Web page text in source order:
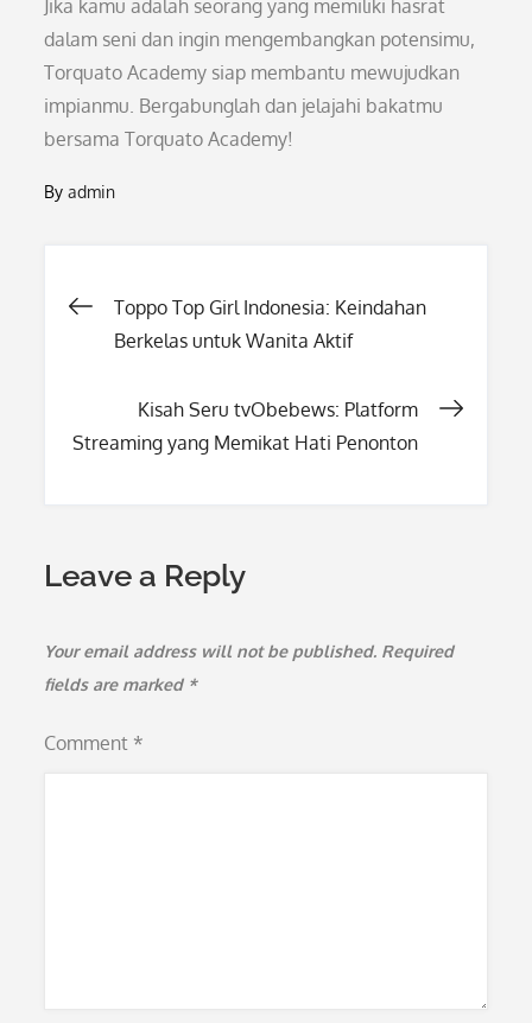
Jika kamu adalah seorang yang memiliki hasrat
dalam seni dan ingin mengembangkan potensimu,
Torquato Academy siap membantu mewujudkan
impianmu. Bergabunglah dan jelajahi bakatmu
bersama Torquato Academy!
Byadmin
Post
Toppo Top Girl Indonesia: Keindahan
Berkelas untuk Wanita Aktif
Kisah Seru tvObebews: Platform
Streaming yang Memikat Hati Penonton
Leave a Reply
Your email address will not be published. Required
fields are marked *
Comment *